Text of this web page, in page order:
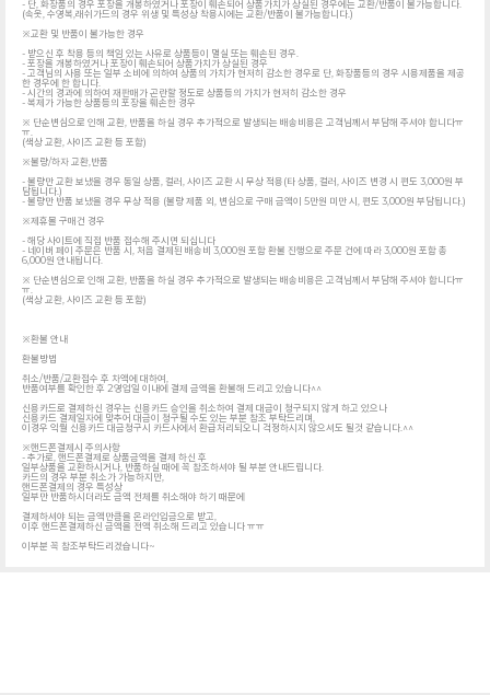
- 단, 화장품의 경우 포장을 개봉하였거나 포장이 훼손되어 상품가치가 상실된 경우에는 교환/반품이 불가능합니다.
(속옷, 수영복,래쉬가드의 경우 위생 및 특성상 착용시에는 교환/반품이 불가능합니다.)
※교환 및 반품이 불가능한 경우
- 받으신 후 착용 등의 책임 있는 사유로 상품등이 멸실 또는 훼손된 경우.
- 포장을 개봉하였거나 포장이 훼손되어 상품가치가 상실된 경우
- 고객님의 사용 또는 일부 소비에 의하여 상품의 가치가 현저히 감소한 경우로 단, 화장품등의 경우 시용제품을 제공
한 경우에 한 합니다.
- 시간의 경과에 의하여 재판매가 곤란할 정도로 상품등의 가치가 현저히 감소한 경우
- 복제가 가능한 상품등의 포장을 훼손한 경우
※ 단순변심으로 인해 교환, 반품을 하실 경우 추가적으로 발생되는 배송비용은 고객님께서 부담해 주셔야 합니다ㅠ
ㅠ.
(색상 교환, 사이즈 교환 등 포함)
※불량/하자 교환,반품
- 불량만 교환 보냈을 경우 동일 상품, 컬러, 사이즈 교환 시 무상 적용(타 상품, 컬러, 사이즈 변경 시 편도 3,000원 부
담됩니다.)
- 불량만 반품 보냈을 경우 무상 적용 (불량 제품 외, 변심으로 구매 금액이 5만원 미만 시, 편도 3,000원 부담됩니다.)
※제휴몰 구매건 경우
- 해당 사이트에 직접 반품 접수해 주시면 되십니다
- 네이버 페이 주문은 반품 시, 처음 결제된 배송비 3,000원 포함 환불 진행으로 주문 건에 따라 3,000원 포함 총
6,000원 안내됩니다.
※ 단순변심으로 인해 교환, 반품을 하실 경우 추가적으로 발생되는 배송비용은 고객님께서 부담해 주셔야 합니다ㅠ
ㅠ.
(색상 교환, 사이즈 교환 등 포함)
※환불 안내
환불방법
취소/반품/교환접수 후 차액에 대하여,
반품여부를 확인한 후 2영업일 이내에 결제 금액을 환불해 드리고 있습니다^^
신용카드로 결제하신 경우는 신용카드 승인을 취소하여 결제 대금이 청구되지 않게 하고 있으나
신용카드 결제일자에 맞추어 대금이 청구될 수도 있는 부분 참조 부탁드리며,
이경우 익월 신용카드 대금청구시 카드사에서 환급처리되오니 걱정하시지 않으셔도 될것 같습니다.^^
※핸드폰결제시 주의사항
- 추가로, 핸드폰결제로 상품금액을 결제 하신 후
일부상품을 교환하시거나, 반품하실 때에 꼭 참조하셔야 될 부분 안내드립니다.
카드의 경우 부분 취소가 가능하지만,
핸드폰결제의 경우 특성상
일부만 반품하시더라도 금액 전체를 취소해야 하기 때문에
결제하셔야 되는 금액만큼을 온라인입금으로 받고,
이후 핸드폰결제하신 금액을 전액 취소해 드리고 있습니다 ㅠㅠ
이부분 꼭 참조부탁드리겠습니다~